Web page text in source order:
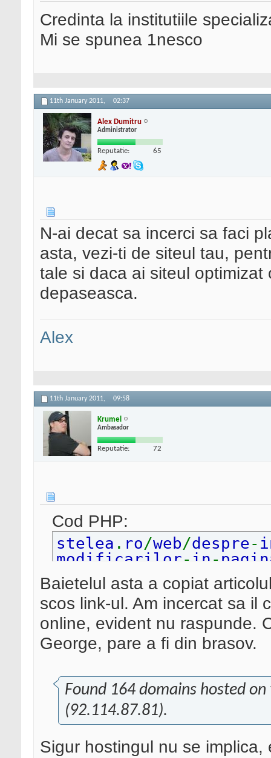
Credinta la institutiile
Mi se spunea 1nesco
11th January 2011, 02:37
Alex Dumitru
Administrator
Reputatie: 65
N-ai decat sa incerci sa faci
asta, vezi-ti de siteul tau,
tale si daca ai siteul
depaseasca.
Alex
11th January 2011, 09:58
Krumel
Ambasador
Reputatie: 72
Cod PHP:
stelea . ro/web/despre-
modificarilor- in -
motoarele
cautare -
Baietelul asta a copiat
scos link-ul. Am incercat sa il
online, evident nu raspunde.
George, pare a fi din brasov.
Found 164 domains hosted
(92.114.87.81).
Sigur hostingul nu se